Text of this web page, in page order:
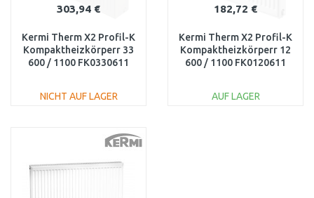
303,94 €
Kermi Therm X2 Profil-K
Kompaktheizkörperr 33
600 / 1100 FK0330611
NICHT AUF LAGER
182,72 €
Kermi Therm X2 Profil-K
Kompaktheizkörperr 12
600 / 1100 FK0120611
AUF LAGER